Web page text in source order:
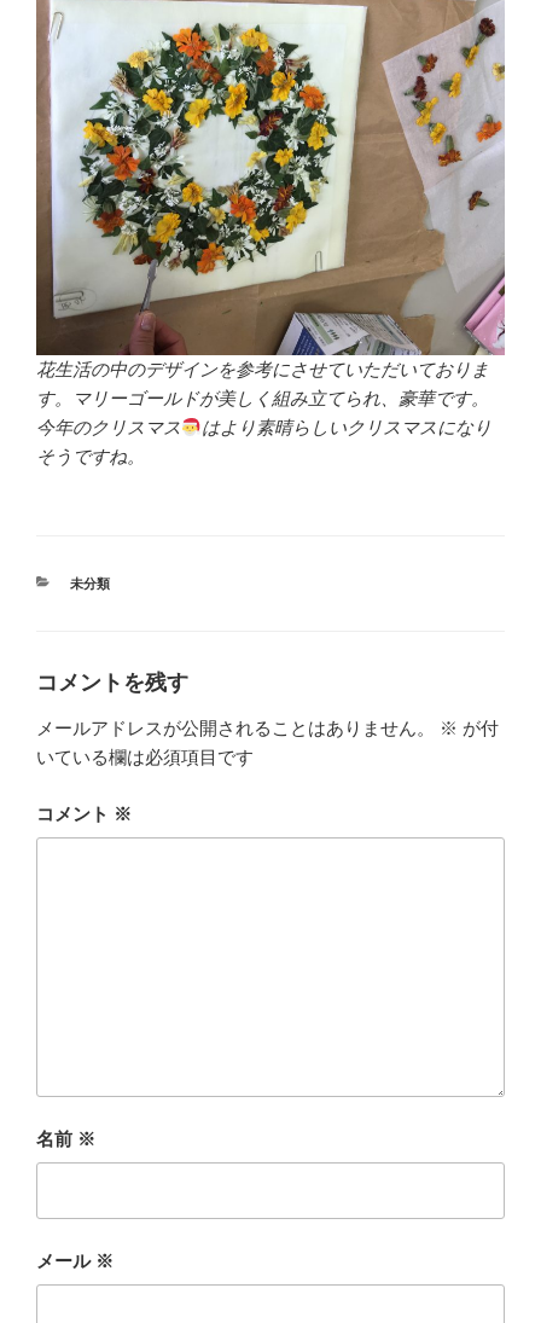
花生活の中のデザインを参考にさせていただいておりま
す。マリーゴールドが美しく組み立てられ、豪華です。
今年のクリスマス
はより素晴らしいクリスマスになり
そうですね。
カ
未分類
コメントを残す
メールアドレスが公開されることはありません。 ※ が付
いている欄は必須項目です
コメント ※
名前 ※
メール ※